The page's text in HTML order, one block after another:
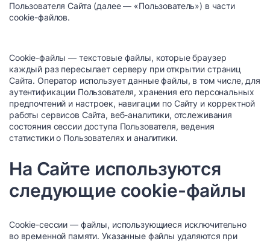
Пользователя Сайта (далее — «Пользователь») в части
cookie-файлов.
Cookie-файлы — текстовые файлы, которые браузер
каждый раз пересылает серверу при открытии страниц
Сайта. Оператор использует данные файлы, в том числе, для
аутентификации Пользователя, хранения его персональных
предпочтений и настроек, навигации по Сайту и корректной
работы сервисов Сайта, веб-аналитики, отслеживания
состояния сессии доступа Пользователя, ведения
статистики о Пользователях и аналитики.
На Сайте используются
следующие cookie-файлы
Сookie-сессии — файлы, использующиеся исключительно
во временной памяти. Указанные файлы удаляются при